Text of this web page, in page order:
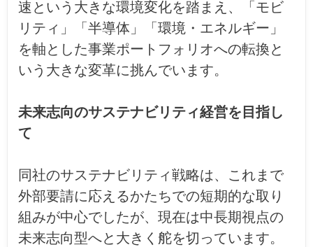
速という大きな環境変化を踏まえ、「モビ
リティ」「半導体」「環境・エネルギー」
を軸とした事業ポートフォリオへの転換と
いう大きな変革に挑んでいます。
未来志向のサステナビリティ経営を目指し
て
同社のサステナビリティ戦略は、これまで
外部要請に応えるかたちでの短期的な取り
組みが中心でしたが、現在は中長期視点の
未来志向型へと大きく舵を切っています。